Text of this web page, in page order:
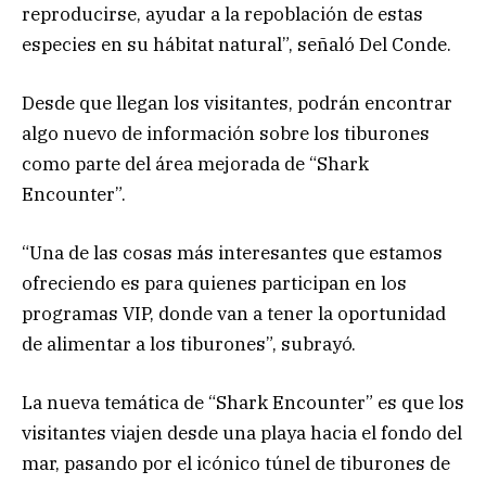
reproducirse, ayudar a la repoblación de estas
especies en su hábitat natural”, señaló Del Conde.
Desde que llegan los visitantes, podrán encontrar
algo nuevo de información sobre los tiburones
como parte del área mejorada de “Shark
Encounter”.
“Una de las cosas más interesantes que estamos
ofreciendo es para quienes participan en los
programas VIP, donde van a tener la oportunidad
de alimentar a los tiburones”, subrayó.
La nueva temática de “Shark Encounter” es que los
visitantes viajen desde una playa hacia el fondo del
mar, pasando por el icónico túnel de tiburones de